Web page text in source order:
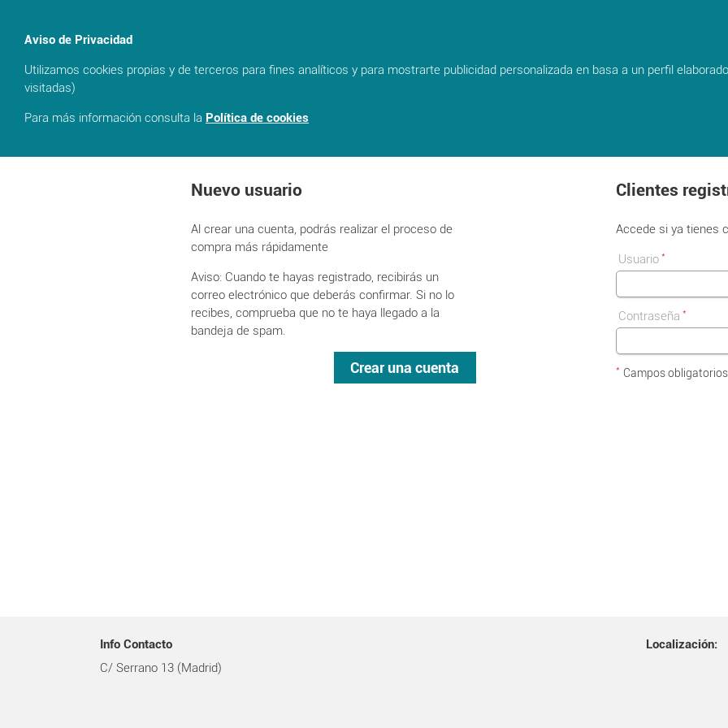
Aviso de Privacidad
Utilizamos cookies propias y de terceros para fines analíticos y para mostrarte publicidad personalizada en basa a un perfil
visitadas)
Para más información consulta la Política de cookies
event_busyCancelar reserva shopping_cart
Nuevo usuario
Al crear una cuenta, podrás realizar el proceso de
compra más rápidamente
Aviso: Cuando te hayas registrado, recibirás un
correo electrónico que deberás confirmar. Si no lo
recibes, comprueba que no te haya llegado a la
bandeja de spam.
Crear una cuenta
Clientes
Accede si ya tienes
Usuario *
Contraseña *
* Campos obligatorios
Info Contacto
C/ Serrano 13 (Madrid)
Localización: